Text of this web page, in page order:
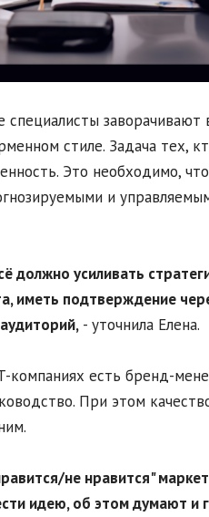
стиле. Задача тех,
Это необходимо,
и
должно усиливать
иметь подтверждение
- уточнила Елена.
компаниях есть бренд-
При этом
не нравится"
идею, об этом думают и